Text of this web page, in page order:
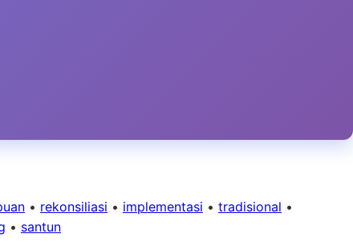
• rekonsiliasi • implementasi • tradisional •
• santun